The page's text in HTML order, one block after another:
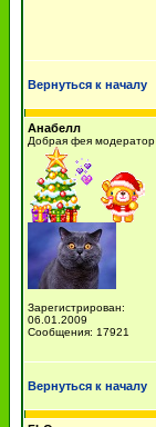
Вернуться к началу
Анабелл
Добрая фея модератор
Зарегистрирован:
06.01.2009
Сообщения: 17921
Вернуться к началу